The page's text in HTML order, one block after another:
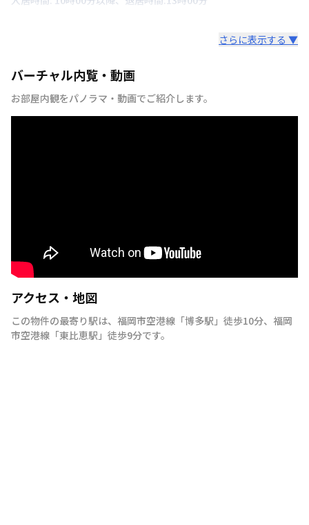
さらに表示する ▼
バーチャル内覧・動画
お部屋内観をパノラマ・動画でご紹介します。
アクセス・地図
この物件の最寄り駅は、 福岡市空港線 「博多駅 」 徒歩10分、 福岡
市空港線 「東比恵駅 」 徒歩9分です。